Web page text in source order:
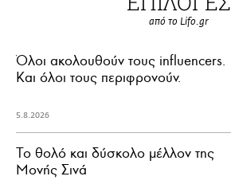
από το Lifo.gr
Όλοι ακολουθούν τους influencers.
Και όλοι τους περιφρονούν.
5.8.2026
Το θολό και δύσκολο μέλλον της
Μονής Σινά